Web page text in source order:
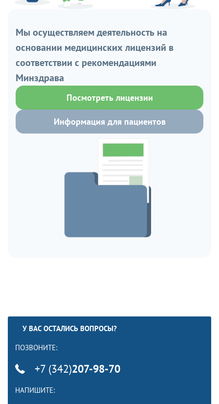
Мы осуществляем деятельность на
основании медицинских лицензий в
соответствии с рекомендациями
Минздрава
Посмотреть лицензии
Информация для пациентов
У ВАС ОСТАЛИСЬ ВОПРОСЫ?
ПОЗВОНИТЕ:
+7 (342)207-98-70
НАПИШИТЕ: